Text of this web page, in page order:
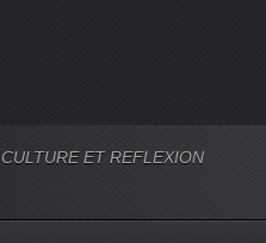
CULTURE ET REFLEXION